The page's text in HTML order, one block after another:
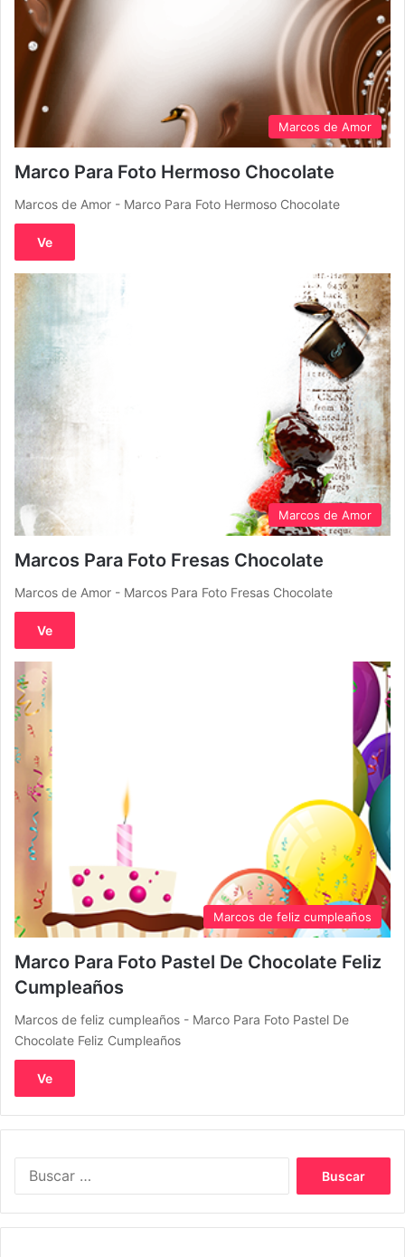
Marcos de Amor
Marco Para Foto Hermoso Chocolate
Marcos de Amor - Marco Para Foto Hermoso Chocolate
Ve
Marcos de Amor
Marcos Para Foto Fresas Chocolate
Marcos de Amor - Marcos Para Foto Fresas Chocolate
Ve
Marcos de feliz cumpleaños
Marco Para Foto Pastel De Chocolate Feliz
Cumpleaños
Marcos de feliz cumpleaños - Marco Para Foto Pastel De
Chocolate Feliz Cumpleaños
Ve